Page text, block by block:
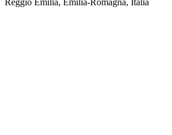
Reggio Emilia, Emilia-Romagna, Italia